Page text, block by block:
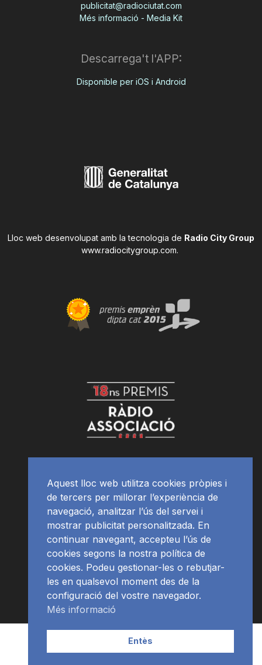
publicitat@radiociutat.com
Més informació - Media Kit
Descarrega't l'APP:
Disponible per iOS i Android
Lloc web desenvolupat amb la tecnologia de Radio City Group
www.radiocitygroup.com.
APP Programació
Aquest lloc web utilitza cookies pròpies i
de tercers per millorar l’experiència de
navegació, analitzar l’ús del servei i
mostrar publicitat personalitzada. En
continuar navegant, accepteu l’ús de
cookies segons la nostra política de
cookies. Podeu gestionar-les o rebutjar-
les en qualsevol moment des de la
configuració del vostre navegador.
Més informació
Entès